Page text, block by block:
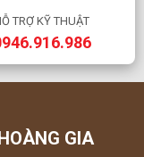
TRỢ KỸ THUẬT
GIA